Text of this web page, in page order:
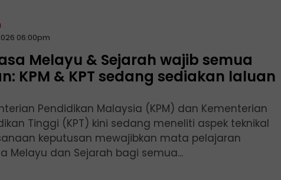
06:00pm
Melayu & Sejarah wajib semua
KPM & KPT sedang sediakan laluan
Pendidikan Malaysia (KPM) dan Kementerian
Tinggi (KPT) kini sedang meneliti aspek teknikal
keputusan mewajibkan mata pelajaran
Melayu dan Sejarah bagi semua...